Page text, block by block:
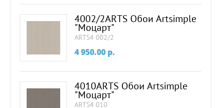
4002/2ARTS Обои Artsimple
"Моцарт"
ARTS4 002/2
4 950.00 p.
4010ARTS Обои Artsimple
"Моцарт"
ARTS4 010